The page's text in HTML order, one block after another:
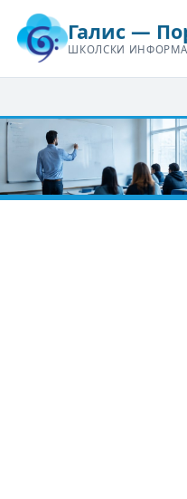
Галис —
ШКОЛСКИ